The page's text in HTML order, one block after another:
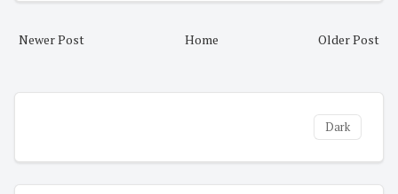
Newer Post Older Post
Home
Dark